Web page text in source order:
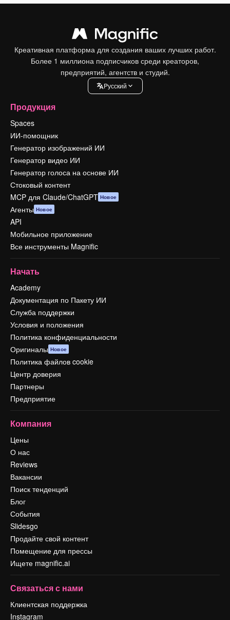
Креативная платформа для создания ваших лучших работ.
Более 1 миллиона подписчиков среди креаторов,
предприятий, агентств и студий.
Pусский
Продукция
Spaces
ИИ-помощник
Генератор изображений ИИ
Генератор видео ИИ
Генератор голоса на основе ИИ
Стоковый контент
MCP для Claude/ChatGPT Новое
Агенты Новое
API
Мобильное приложение
Все инструменты Magnific
Начать
Academy
Документация по Пакету ИИ
Служба поддержки
Условия и положения
Политика конфиденциальности
Оригиналы Новое
Политика файлов cookie
Центр доверия
Партнеры
Предприятие
Компания
Цены
О нас
Reviews
Вакансии
Поиск тенденций
Блог
События
Slidesgo
Продайте свой контент
Помещение для прессы
Ищете magnific.ai
Связаться с нами
Клиентская поддержка
Instagram